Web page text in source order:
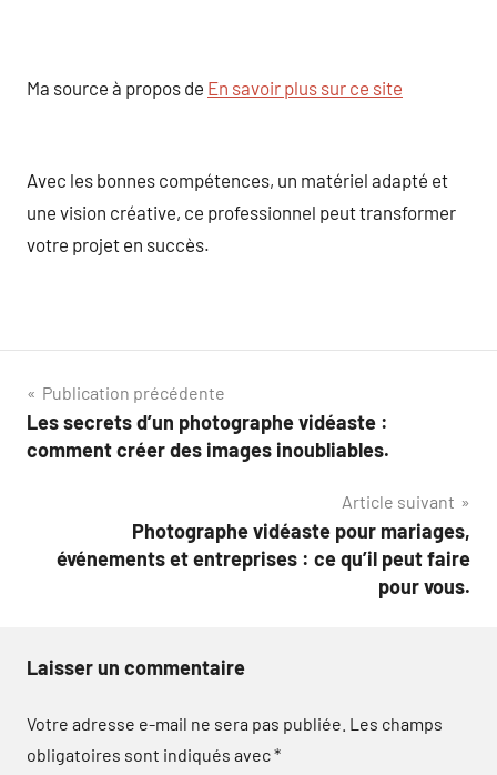
Ma source à propos de En savoir plus sur ce site
Avec les bonnes compétences, un matériel adapté et
une vision créative, ce professionnel peut transformer
votre projet en succès.
Navigation
de
Publication précédente
Les secrets d’un photographe vidéaste :
comment créer des images inoubliables.
Article suivant
Photographe vidéaste pour mariages,
événements et entreprises : ce qu’il peut faire
pour vous.
Laisser un commentaire
Votre adresse e-mail ne sera pas publiée. Les champs
obligatoires sont indiqués avec*